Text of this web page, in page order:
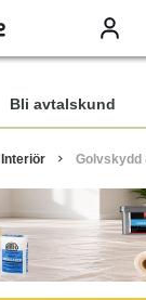
Bli avtalskund
Interiör Golvskydd